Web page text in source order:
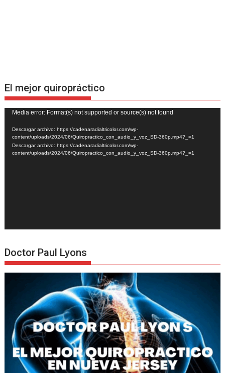
El mejor quiropráctico
Reproductor
de
vídeo
Media error: Format(s) not supported or source(s) not found
Descargar archivo: https://cadenaradialtricolor.com/wp-
content/uploads/2024/06/Quiropractico_con_audio_y_voz_SD-360p.mp4?_=1
Descargar archivo: https://cadenaradialtricolor.com/wp-
content/uploads/2024/06/Quiropractico_con_audio_y_voz_SD-360p.mp4?_=1
Doctor Paul Lyons